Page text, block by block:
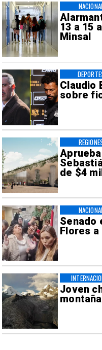
13 a 15
Minsal
Claudio
sobre
de $4
Senado
Flores
Joven